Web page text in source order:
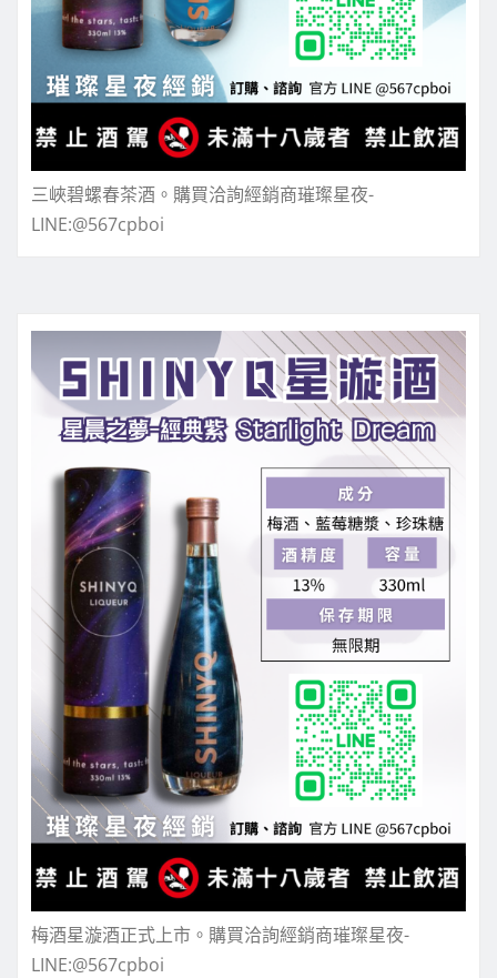
三峽碧螺春茶酒。購買洽詢經銷商璀璨星夜-
LINE:@567cpboi
梅酒星漩酒正式上市。購買洽詢經銷商璀璨星夜-
LINE:@567cpboi